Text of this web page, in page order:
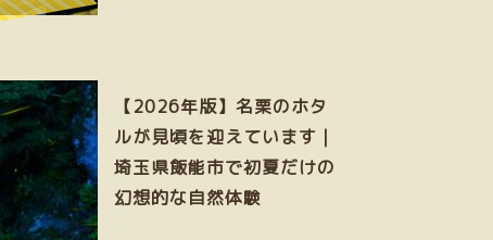
【2026年版】名栗のホタ
ルが見頃を迎えています｜
埼玉県飯能市で初夏だけの
幻想的な自然体験